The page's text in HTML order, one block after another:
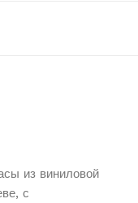
из виниловой
с